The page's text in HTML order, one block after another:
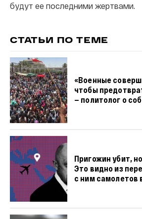
будут ее последними жертвами.
СТАТЬИ ПО ТЕМЕ
«Военные
чтобы
— политолог о
Пригожин убит,
Это видно из
с ним самолетов